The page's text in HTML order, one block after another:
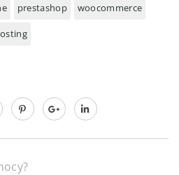
prestashop woocommerce